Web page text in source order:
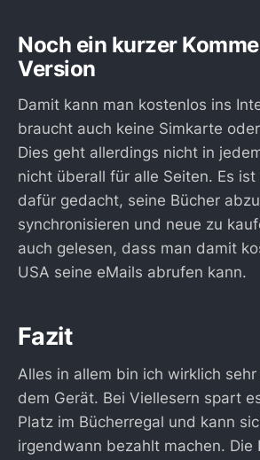
Noch ein kurzer
Version
Damit kann man kostenlos ins
braucht auch keine Simkarte
Dies geht allerdings nicht in
nicht überall für alle Seiten. Es
dafür gedacht, seine Bücher
synchronisieren und neue zu
auch gelesen, dass man damit
USA seine eMails abrufen kann.
Fazit
Alles in allem bin ich wirklich
dem Gerät. Bei Viellesern spart
Platz im Bücherregal und kann
irgendwann bezahlt machen. Die